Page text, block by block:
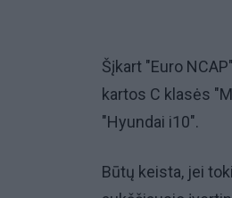
Šįkart "Euro
kartos C klasės
"Hyundai i10".
Būtų keista, jei